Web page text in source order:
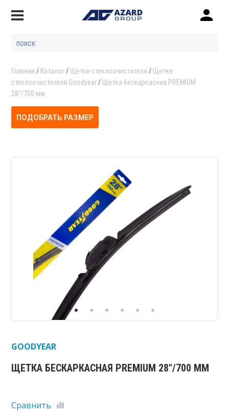
Главная Каталог Щетки стеклоочистителя
Щетки
стеклоочистителя Goodyear
Щетка бескаркасная PREMIUM
28"/700 мм
ПОДОБРАТЬ РАЗМЕР
ЩЕТКА БЕСКАРКАСНАЯ PREMIUM 28"/700 ММ
GOODYEAR
Сравнить